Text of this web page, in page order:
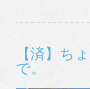
【済】ち
で。